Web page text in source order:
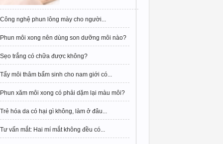
Công nghệ phun lông mày cho người...
Phun môi xong nên dùng son dưỡng môi nào?
Sẹo trắng có chữa được không?
Tẩy môi thâm bẩm sinh cho nam giới có...
Phun xăm môi xong có phải dặm lại màu môi?
Trẻ hóa da có hại gì không, làm ở đâu...
Tư vấn mắt: Hai mí mắt không đều có...